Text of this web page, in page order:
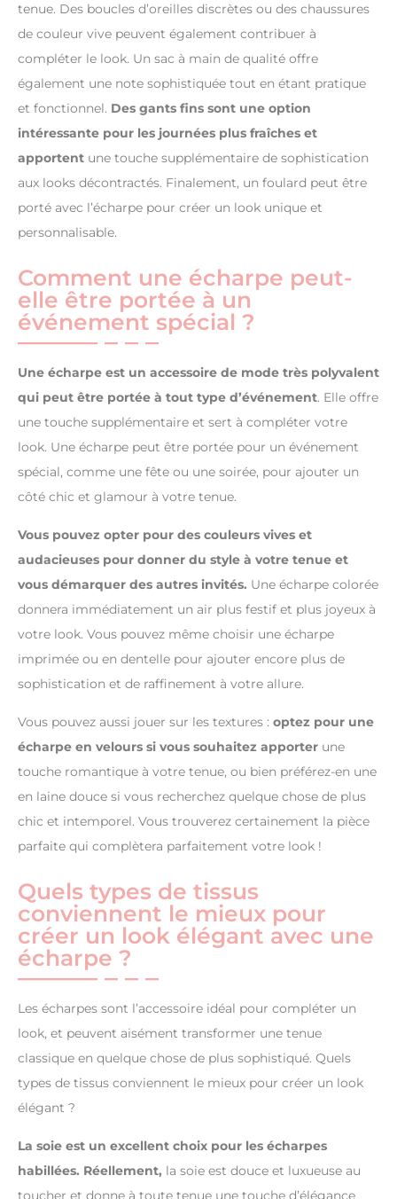
tenue. Des boucles d’oreilles discrètes ou des chaussures
de couleur vive peuvent également contribuer à
compléter le look. Un sac à main de qualité offre
également une note sophistiquée tout en étant pratique
et fonctionnel. Des gants fins sont une option
intéressante pour les journées plus fraîches et
apportent une touche supplémentaire de sophistication
aux looks décontractés. Finalement, un foulard peut être
porté avec l’écharpe pour créer un look unique et
personnalisable.
Comment une écharpe peut-
elle être portée à un
événement spécial ?
Une écharpe est un accessoire de mode très polyvalent
qui peut être portée à tout type d’événement. Elle offre
une touche supplémentaire et sert à compléter votre
look. Une écharpe peut être portée pour un événement
spécial, comme une fête ou une soirée, pour ajouter un
côté chic et glamour à votre tenue.
Vous pouvez opter pour des couleurs vives et
audacieuses pour donner du style à votre tenue et
vous démarquer des autres invités. Une écharpe colorée
donnera immédiatement un air plus festif et plus joyeux à
votre look. Vous pouvez même choisir une écharpe
imprimée ou en dentelle pour ajouter encore plus de
sophistication et de raffinement à votre allure.
Vous pouvez aussi jouer sur les textures : optez pour une
écharpe en velours si vous souhaitez apporter une
touche romantique à votre tenue, ou bien préférez-en une
en laine douce si vous recherchez quelque chose de plus
chic et intemporel. Vous trouverez certainement la pièce
parfaite qui complètera parfaitement votre look !
Quels types de tissus
conviennent le mieux pour
créer un look élégant avec une
écharpe ?
Les écharpes sont l’accessoire idéal pour compléter un
look, et peuvent aisément transformer une tenue
classique en quelque chose de plus sophistiqué. Quels
types de tissus conviennent le mieux pour créer un look
élégant ?
La soie est un excellent choix pour les écharpes
habillées. Réellement, la soie est douce et luxueuse au
toucher et donne à toute tenue une touche d’élégance